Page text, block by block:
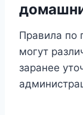
Правила по
могут
заранее